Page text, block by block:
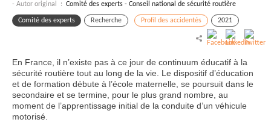
- Autor original : Comité des experts - Conseil national de sécurité routière
Comité des experts Recherche Profil des accidentés 2021
En France, il n’existe pas à ce jour de continuum éducatif à la
sécurité routière tout au long de la vie. Le dispositif d’éducation
et de formation débute à l’école maternelle, se poursuit dans le
secondaire et se termine, pour le plus grand nombre, au
moment de l’apprentissage initial de la conduite d’un véhicule
motorisé.